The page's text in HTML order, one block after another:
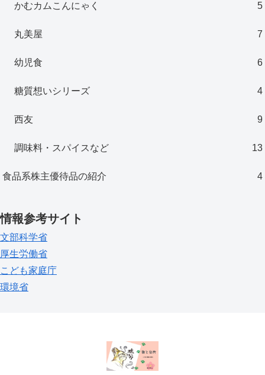
かむカムこんにゃく 5
丸美屋 7
幼児食 6
糖質想いシリーズ 4
西友 9
調味料・スパイスなど 13
食品系株主優待品の紹介 4
情報参考サイト
文部科学省
厚生労働省
こども家庭庁
環境省